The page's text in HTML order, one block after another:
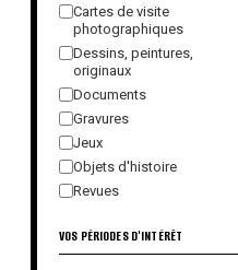
Cartes de visite
photographiques
Dessins, peintures,
originaux
Documents
Gravures
Jeux
Objets d'histoire
Revues
VOS PÉRIODES D'INTÉRÊT